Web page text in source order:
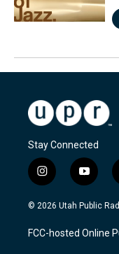
Stay Connected
i
n
s
a
g
y
o
u
u
b
© 2026 Utah Public
FCC-hosted Online